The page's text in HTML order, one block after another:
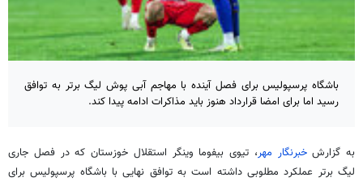
باشگاه پرسپولیس برای فصل آینده با مهاجم آبی پوش لیگ برتر به توافق
رسید اما برای امضا قرارداد هنوز باید مذاکرات ادامه پیدا کند.
به گزارشخبرنگار مهر، تیوی بیفوما وینگر استقلال خوزستان که در فصل جاری
لیگ برتر عملکرد مطلوبی داشته است به توافق نهایی با باشگاه پرسپولیس برای